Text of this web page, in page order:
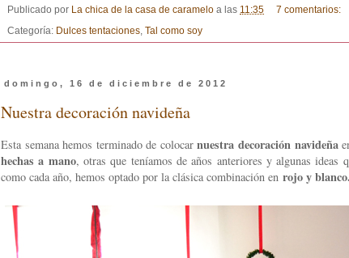
Publicado por La chica de la casa de caramelo a las 11:35
7 comentarios:
Categoría: Dulces tentaciones Tal como soy
domingo, 16 de diciembre de 2012
Nuestra decoración navideña
Esta semana hemos terminado de colocarnuestra decoración navideña
hechas a mano, otras que teníamos de años anteriores y algunas ideas
como cada año, hemos optado por la clásica combinación en rojo y blanco.